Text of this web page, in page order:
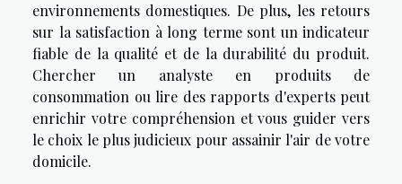
environnements domestiques. De plus, les retours
sur la satisfaction à long terme sont un indicateur
fiable de la qualité et de la durabilité du produit.
Chercher un analyste en produits de
consommation ou lire des rapports d'experts peut
enrichir votre compréhension et vous guider vers
le choix le plus judicieux pour assainir l'air de votre
domicile.